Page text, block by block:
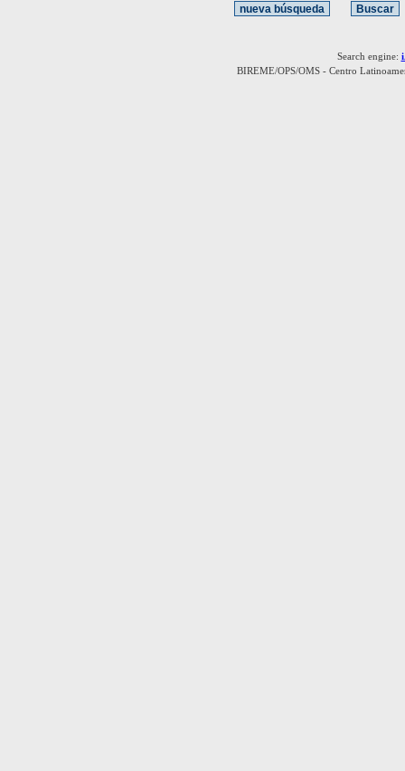
Search engine:
BIREME/OPS/OMS - Centro